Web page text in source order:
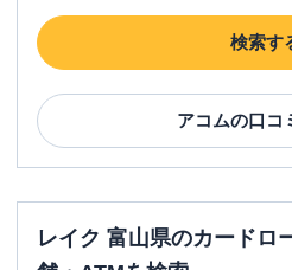
検索す
アコムの口コ
レイク 富山県のカードロ